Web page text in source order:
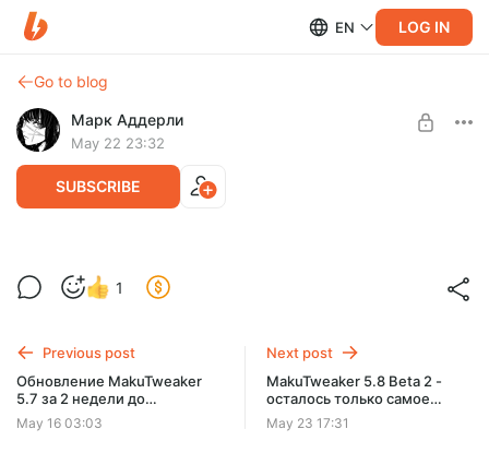
EN LOG IN
Go to blog
Марк Аддерли
May 22 23:32
SUBSCRIBE
MakuTweaker 5.8 Beta 1
сентября.
UNLOCK POST
1
Previous post
Обновление MakuTweaker
5.7 за 2 недели до
официального релиза.
May 16 03:03
Next post
MakuTweaker 5.8 Beta 2 -
осталось только самое
сложное, поэтому это будет
пока что последний билд на
May 23 17:31